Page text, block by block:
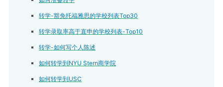
转学-豁免托福雅思的学校列表Top30
转学录取率高于直申的学校列表-Top10
转学-如何写个人陈述
如何转学到NYU Stern商学院
如何转学到USC